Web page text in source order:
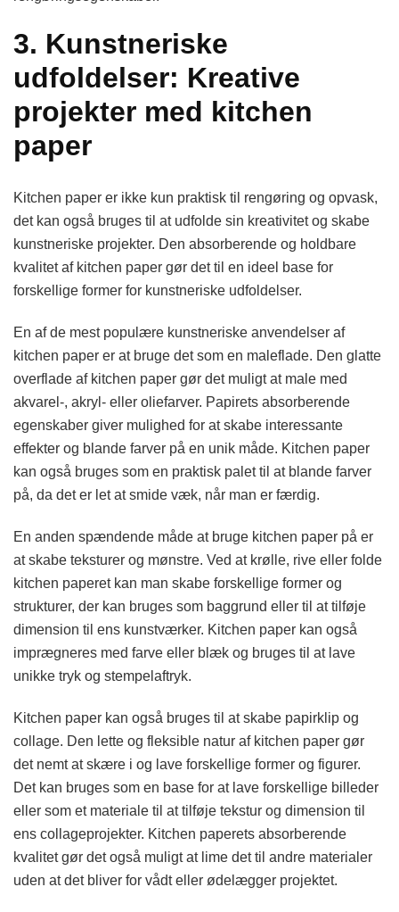
3. Kunstneriske
udfoldelser: Kreative
projekter med kitchen
paper
Kitchen paper er ikke kun praktisk til rengøring og opvask,
det kan også bruges til at udfolde sin kreativitet og skabe
kunstneriske projekter. Den absorberende og holdbare
kvalitet af kitchen paper gør det til en ideel base for
forskellige former for kunstneriske udfoldelser.
En af de mest populære kunstneriske anvendelser af
kitchen paper er at bruge det som en maleflade. Den glatte
overflade af kitchen paper gør det muligt at male med
akvarel-, akryl- eller oliefarver. Papirets absorberende
egenskaber giver mulighed for at skabe interessante
effekter og blande farver på en unik måde. Kitchen paper
kan også bruges som en praktisk palet til at blande farver
på, da det er let at smide væk, når man er færdig.
En anden spændende måde at bruge kitchen paper på er
at skabe teksturer og mønstre. Ved at krølle, rive eller folde
kitchen paperet kan man skabe forskellige former og
strukturer, der kan bruges som baggrund eller til at tilføje
dimension til ens kunstværker. Kitchen paper kan også
imprægneres med farve eller blæk og bruges til at lave
unikke tryk og stempelaftryk.
Kitchen paper kan også bruges til at skabe papirklip og
collage. Den lette og fleksible natur af kitchen paper gør
det nemt at skære i og lave forskellige former og figurer.
Det kan bruges som en base for at lave forskellige billeder
eller som et materiale til at tilføje tekstur og dimension til
ens collageprojekter. Kitchen paperets absorberende
kvalitet gør det også muligt at lime det til andre materialer
uden at det bliver for vådt eller ødelægger projektet.